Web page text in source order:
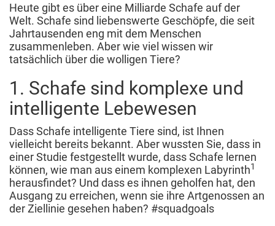
Heute gibt es über eine Milliarde Schafe auf der
Welt. Schafe sind liebenswerte Geschöpfe, die seit
Jahrtausenden eng mit dem Menschen
zusammenleben. Aber wie viel wissen wir
tatsächlich über die wolligen Tiere?
1. Schafe sind komplexe und
intelligente Lebewesen
Dass Schafe intelligente Tiere sind, ist Ihnen
vielleicht bereits bekannt. Aber wussten Sie, dass in
einer Studie festgestellt wurde, dass Schafe lernen
können, wie man aus einem komplexen Labyrinth1
herausfindet? Und dass es ihnen geholfen hat, den
Ausgang zu erreichen, wenn sie ihre Artgenossen an
der Ziellinie gesehen haben? #squadgoals